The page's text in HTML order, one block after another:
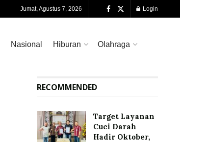
Jumat, Agustus 7, 2026 Login
Nasional Hiburan Olahraga
RECOMMENDED
Target Layanan
Cuci Darah
Hadir Oktober,